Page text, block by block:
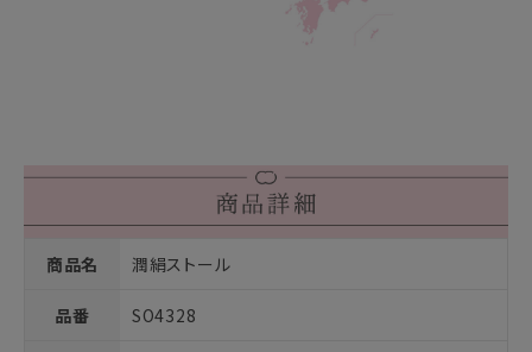
商品名 潤絹ストール
品番 SO4328